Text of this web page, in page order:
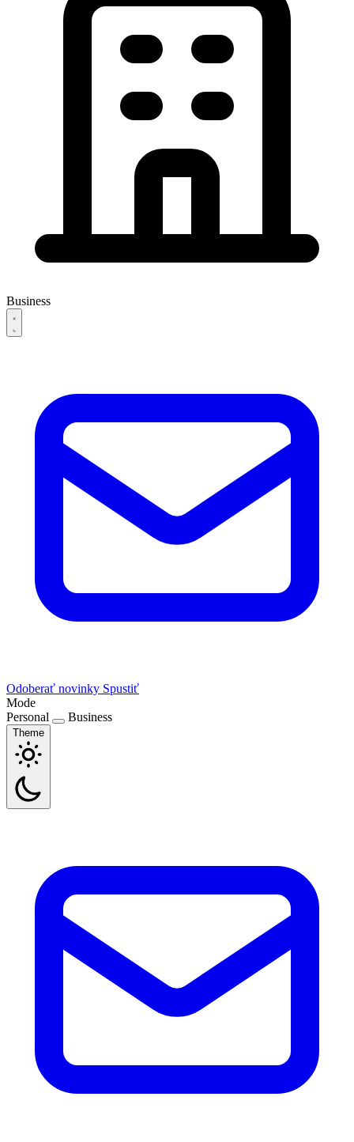
Business
Odoberať novinky Spustiť
Mode
Personal
Business
Theme